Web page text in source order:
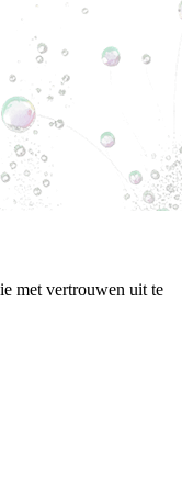
met vertrouwen uit te